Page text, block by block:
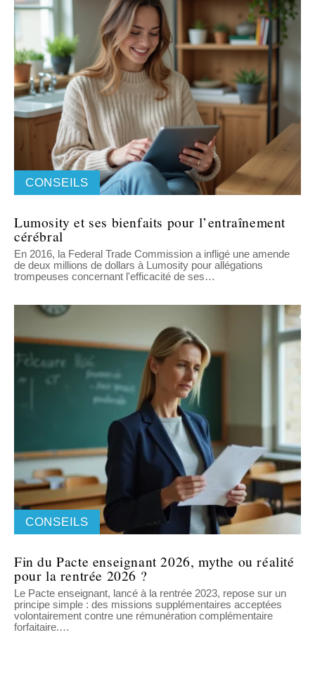
CONSEILS
Lumosity et ses bienfaits pour l’entraînement
cérébral
En 2016, la Federal Trade Commission a infligé une amende
de deux millions de dollars à Lumosity pour allégations
trompeuses concernant l'efficacité de ses…
CONSEILS
Fin du Pacte enseignant 2026, mythe ou réalité
pour la rentrée 2026 ?
Le Pacte enseignant, lancé à la rentrée 2023, repose sur un
principe simple : des missions supplémentaires acceptées
volontairement contre une rémunération complémentaire
forfaitaire.…